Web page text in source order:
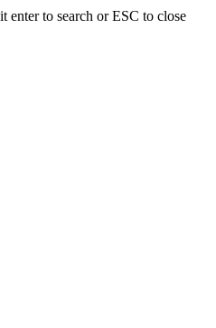
enter to search or ESC to close